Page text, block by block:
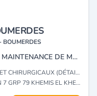
BOUMERDES
IMPORTATION, DISTRIBUTION ET MAINTENANCE DE MATÉRIEL MÉDICO-CHIRURGICAL ET CONSOMMABLE.
CHIRURGICAUX (DÉTAIL)
EL KHECHNA - BOUMERDES